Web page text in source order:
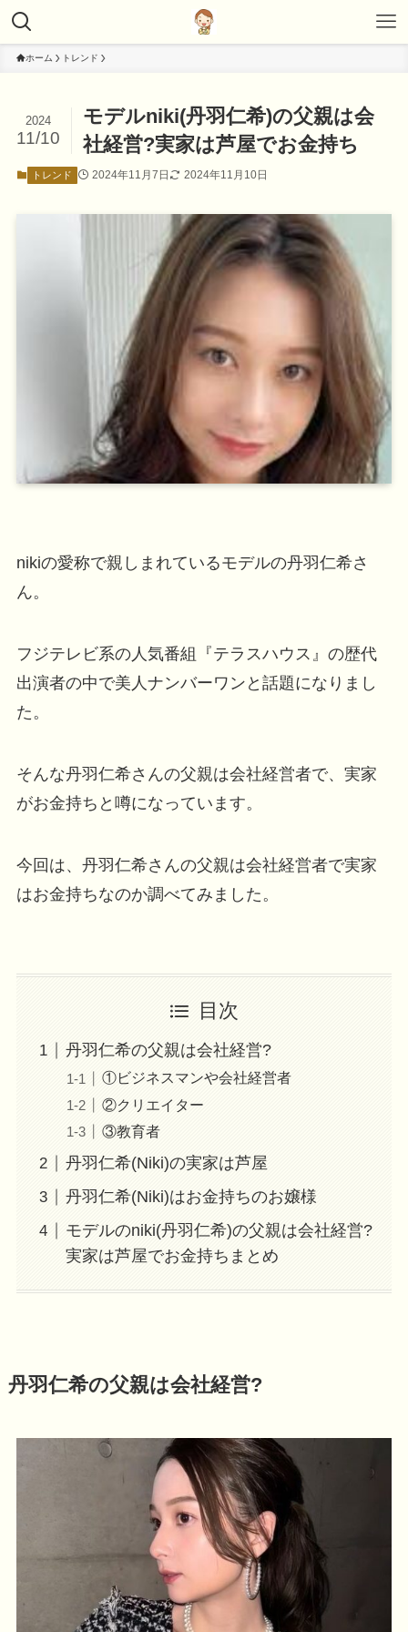
ホーム トレンド
モデルniki(丹羽仁希)の父親は会
社経営?実家は芦屋でお金持ち
2024
11/10
トレンド 2024年11月7日 2024年11月10日
nikiの愛称で親しまれているモデルの丹羽仁希さ
ん。
フジテレビ系の人気番組『テラスハウス』の歴代
出演者の中で美人ナンバーワンと話題になりまし
た。
そんな丹羽仁希さんの父親は会社経営者で、実家
がお金持ちと噂になっています。
今回は、丹羽仁希さんの父親は会社経営者で実家
はお金持ちなのか調べてみました。
目次
丹羽仁希の父親は会社経営?
①ビジネスマンや会社経営者
②クリエイター
③教育者
丹羽仁希(Niki)の実家は芦屋
丹羽仁希(Niki)はお金持ちのお嬢様
モデルのniki(丹羽仁希)の父親は会社経営?
実家は芦屋でお金持ちまとめ
丹羽仁希の父親は会社経営?